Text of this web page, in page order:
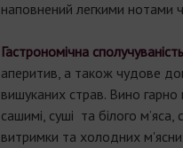
наповнений легкими нотами
Гастрономічна
аперитив, а також чудове
вишуканих страв. Вино
сашимі, суші та білого м’яса,
витримки та холодних